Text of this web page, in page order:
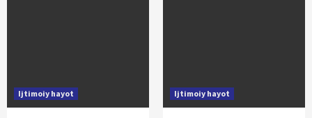
Ijtimoiy hayot Ijtimoiy hayot